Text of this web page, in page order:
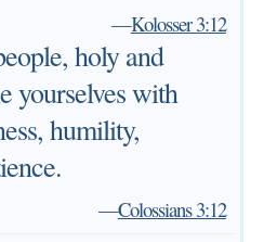
—Kolosser 3:12
holy and
yourselves with
humility,
—Colossians 3:12